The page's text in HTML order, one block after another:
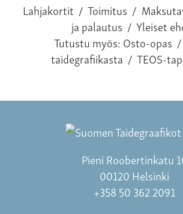
Lahjakortit / Toimitus /
ja palautus / Yleiset
Tutustu myös:Osto-opas /
taidegrafiikasta / TEOS-
Pieni Roobertinkatu
00120 Helsinki
+358 50 362 2091